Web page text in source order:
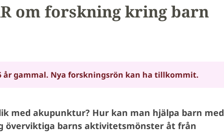
om forskning kring barn
år gammal. Nya forskningsrön kan ha tillkommit.
med akupunktur? Hur kan man hjälpa barn med
överviktiga barns aktivitetsmönster åt från